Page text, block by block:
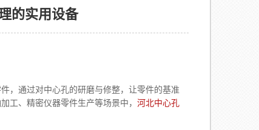
的实用设备
，通过对中心孔的研磨与修整，让零件的基准
工、精密仪器零件生产等场景中， 河北中心孔